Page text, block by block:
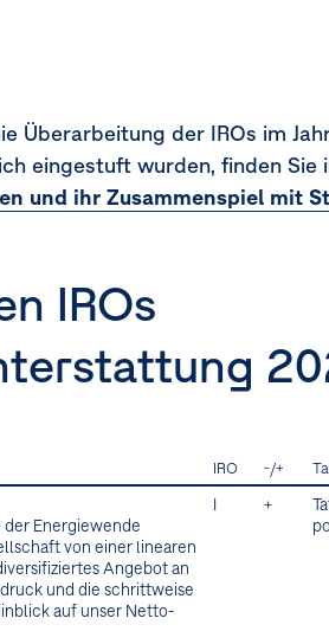
Überarbeitung der IROs im
eingestuft wurden, finden Sie
und ihr Zusammenspiel mit
IROs
IRO -/+
der Energiewende
von einer linearen
Angebot an
und die schrittweise
auf unser Netto-
I +